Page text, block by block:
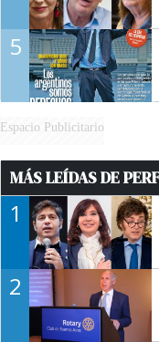
5
Espacio Publicitario
MÁS LEÍDAS DE
1
2